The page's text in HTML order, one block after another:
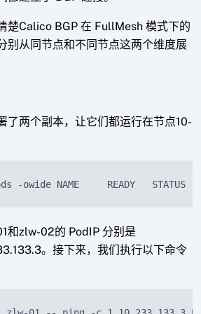
楚Calico BGP 在 FullMesh 模式下的
别从同节点和不同节点这两个维度展
了两个副本，让它们都运行在节点10-
-owide NAME     READY
和zlw-02的 PodIP 分别是
。接下来，我们执行以下命令